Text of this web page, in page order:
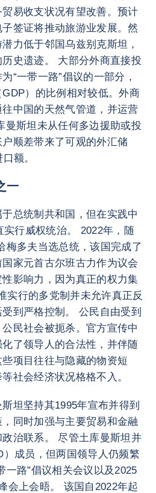
易收支状况有望改善。预计
签证将推动旅游业发展。然
力低于邻国乌兹别克斯坦，
史遗迹。 大部分外商直接投
“一带一路”倡议的一部分，
）的比例相对较低。外商
中国的天然气管道，并运营
曼斯坦未从任何多边援助或投
顺差带来了可观的外汇储
额。
一
总统制共和国，但在实践中
实行威权统治。 2022年，随
梅多夫当选总统，该国完成了
家元首古尔班古力作为议会
影响力，因为真正的权力集
实行的多党制并未允许真正反
到严格控制。 公民自由受到
民社会被扼杀。官方宣传中
了领导人的合法性，并伴随
项目往往与隐藏的物资短
社会经济状况格格不入。
坦坚持其1995年宣布并得到
同时加强与主要贸易和金融
治联系。 尽管土库曼斯坦并
成员，但两国领导人仍频繁
一路”倡议相关会议以及2025
会上会晤。 该国自2022年起